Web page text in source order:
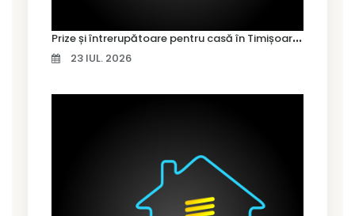
P
rize și întrerupătoare pentru casă în Timișoara – cum alegi variantele potrivite
23 IUL. 2026